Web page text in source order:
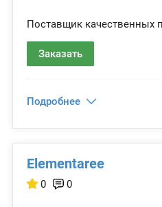
Поставщик качественных
Заказать
Подробнее
Elementaree
0 0